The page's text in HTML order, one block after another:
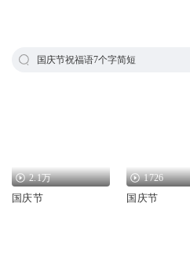
国庆节祝福语7个字简短
2.1万
国庆节
1726
国庆节